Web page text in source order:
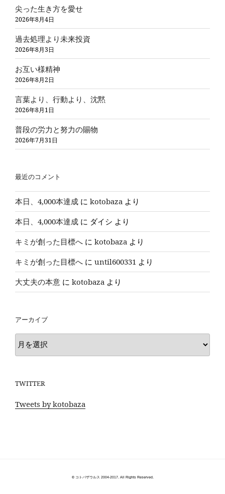
尖った生き方を愛せ
2026年8月4日
過去処理より未来投資
2026年8月3日
お互い様精神
2026年8月2日
言葉より、行動より、沈黙
2026年8月1日
普段の労力と努力の賜物
2026年7月31日
最近のコメント
本日、4,000本達成 に kotobaza より
本日、4,000本達成 に ダイシ より
キミが創った目標へ に kotobaza より
キミが創った目標へ に until600331 より
大丈夫の本意 に kotobaza より
アーカイブ
ア
ブ
TWITTER
Tweets by kotobaza
© コトバザウルス 2004-2017. All Rights Reserved.